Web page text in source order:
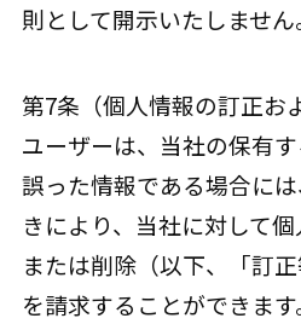
則として開示いたしません
第7条（個人情報の訂正お
ユーザーは、当社の保有
誤った情報である場合に
きにより、当社に対して
または削除（以下、「訂正
を請求することができます